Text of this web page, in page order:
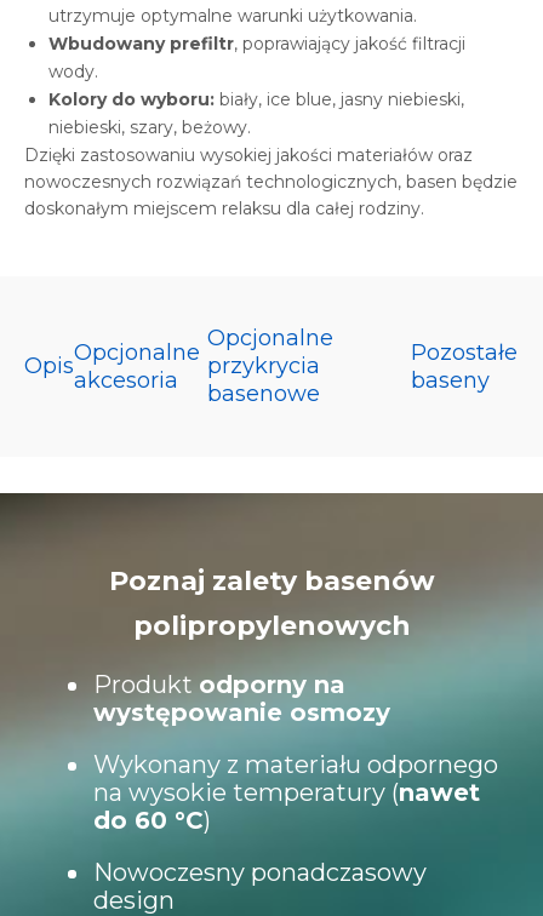
utrzymuje optymalne warunki użytkowania.
Wbudowany prefiltr, poprawiający jakość filtracji
wody.
Kolory do wyboru: biały, ice blue, jasny niebieski,
niebieski, szary, beżowy.
Dzięki zastosowaniu wysokiej jakości materiałów oraz
nowoczesnych rozwiązań technologicznych, basen będzie
doskonałym miejscem relaksu dla całej rodziny.
Opis
Opcjonalne
akcesoria
Opcjonalne
przykrycia
basenowe
Pozostałe
baseny
Poznaj zalety basenów
polipropylenowych
Produkt odporny na
występowanie osmozy
Wykonany z materiału odpornego
na wysokie temperatury (nawet
do 60 °C)
Nowoczesny ponadczasowy
design